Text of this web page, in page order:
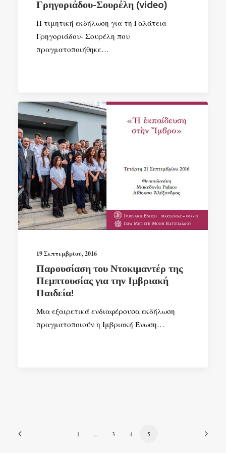
Γρηγοριάδου-Σουρέλη (video)
Η τιμητική εκδήλωση για τη Γαλάτεια
Γρηγοριάδου- Σουρέλη που
πραγματοποιήθηκε…
19 Σεπτεμβρίου, 2016
Παρουσίαση του Ντοκιμαντέρ της
Πεμπτουσίας για την Ιμβριακή
Παιδεία!
Μια εξαιρετικά ενδιαφέρουσα εκδήλωση
πραγματοποιούν η Ιμβριακή Ένωση…
1 … 3 4 5